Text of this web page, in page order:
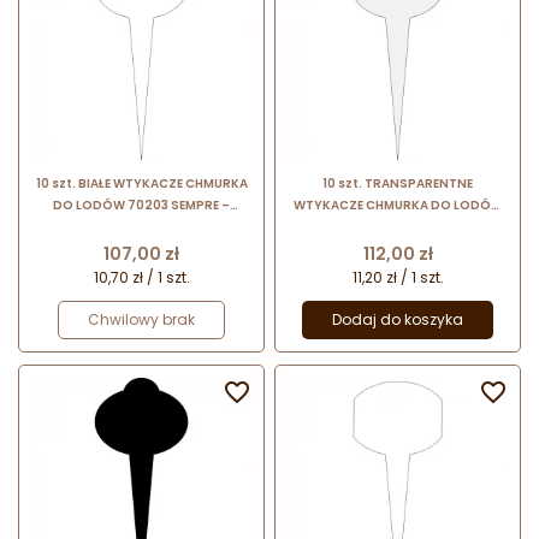
10 szt. BIAŁE WTYKACZE CHMURKA
DO LODÓW 70203 SEMPRE –
lodów w witrynie
Cena
107,00 zł
10,70 zł / 1 szt.
Chwilowy brak
10 szt. TRANSPARENTNE
WTYKACZE CHMURKA DO LODÓW
opisywania smaków lodów w
witrynie
Cena
112,00 zł
11,20 zł / 1 szt.
Dodaj do koszyka
 